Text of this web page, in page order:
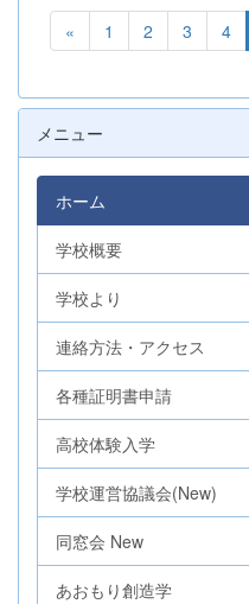
« 1 2 3 4
メニュー
ホーム
学校概要
学校より
連絡方法・アクセス
各種証明書申請
高校体験入学
学校運営協議会(New)
同窓会 New
あおもり創造学